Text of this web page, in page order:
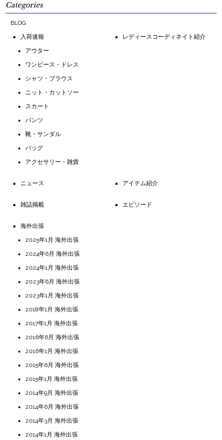
Categories
BLOG
入荷速報
アウター
ワンピース・ドレス
シャツ・ブラウス
ニット・カットソー
スカート
パンツ
靴・サンダル
バッグ
アクセサリー・雑貨
レディースコーディネイト紹介
ニュース アイテム紹介
雑誌掲載 エピソード
海外出張
2025年1月 海外出張
2024年6月 海外出張
2024年1月 海外出張
2023年6月 海外出張
2023年1月 海外出張
2018年1月 海外出張
2017年1月 海外出張
2016年6月 海外出張
2016年1月 海外出張
2015年6月 海外出張
2015年1月 海外出張
2014年9月 海外出張
2014年6月 海外出張
2014年3月 海外出張
2014年1月 海外出張